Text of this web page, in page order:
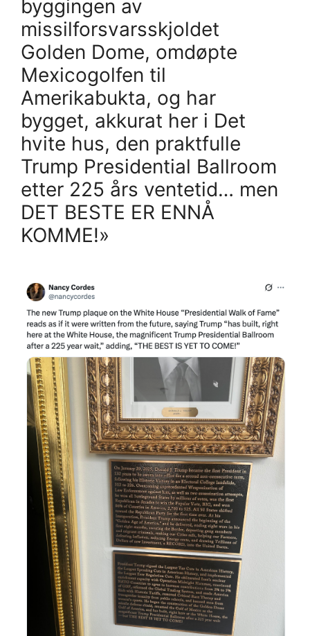
byggingen av
missilforsvarsskjoldet
Golden Dome, omdøpte
Mexicogolfen til
Amerikabukta, og har
bygget, akkurat her i Det
hvite hus, den praktfulle
Trump Presidential Ballroom
etter 225 års ventetid… men
DET BESTE ER ENNÅ
KOMME!»